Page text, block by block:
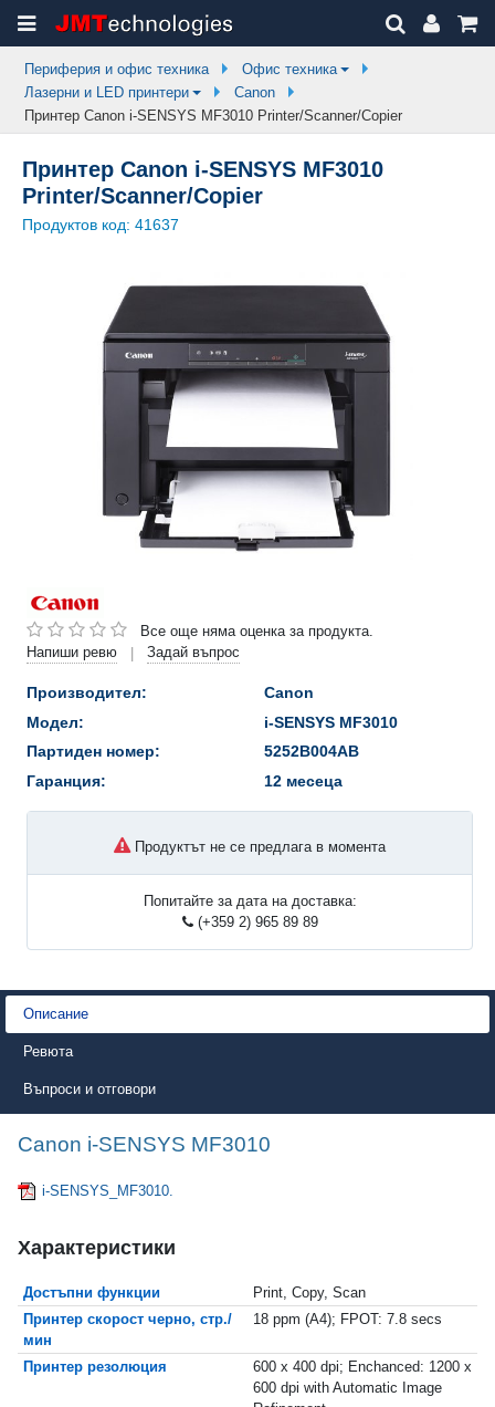
Периферия и офис техника
Офис техника
Лазерни и LED принтери
Canon
Принтер Canon i-SENSYS MF3010 Printer/Scanner/Copier
Принтер Canon i-SENSYS MF3010
Printer/Scanner/Copier
Продуктов код: 41637
Все още няма оценка за продукта.
Напиши ревю
| Задай въпрос
Производител:
Canon
Модел:
i-SENSYS MF3010
Партиден номер:
5252B004AB
Гаранция:
12 месеца
Продуктът не се предлага в момента
Попитайте за дата на доставка:
(+359 2) 965 89 89
Описание
Ревюта
Въпроси и отговори
Canon i-SENSYS MF3010
i-SENSYS_MF3010.
Характеристики
Достъпни функции
Print, Copy, Scan
Принтер скорост черно, стр./
мин
18 ppm (A4); FPOT: 7.8 secs
Принтер резолюция
600 x 400 dpi; Enchanced: 1200 x
600 dpi with Automatic Image